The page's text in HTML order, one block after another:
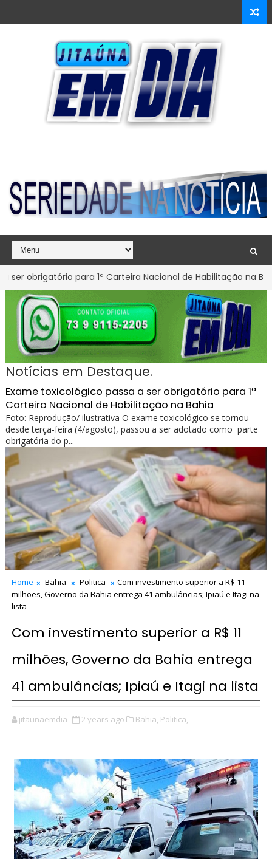
para 1ª Carteira Nacional de Habilitação na Bahia
para apurar quadro de pessoal da Câmara de Ibirataia
Notícias em Destaque.
Exame toxicológico passa a ser obrigatório para 1ª
Carteira Nacional de Habilitação na Bahia
Foto: Reprodução/ ilustrativa O exame toxicológico se tornou
desde terça-feira (4/agosto), passou a ser adotado como parte
obrigatória do p...
Home Bahia Politica
Com investimento superior a R$ 11
milhões, Governo da Bahia entrega 41 ambulâncias; Ipiaú e Itagi na
lista
Com investimento superior a R$ 11
milhões, Governo da Bahia entrega
41 ambulâncias; Ipiaú e Itagi na lista
jitaunaemdia 2 years ago Bahia, Politica,